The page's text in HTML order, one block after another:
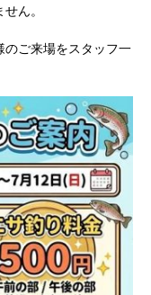
ん。
ご来場をスタッフ一